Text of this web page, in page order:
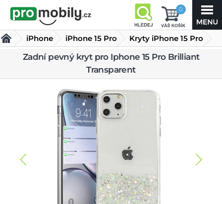
0
iPhone iPhone 15 Pro Kryty iPhone 15 Pro
Zadní pevný kryt pro Iphone 15 Pro Brilliant Transparent
Zadní pevný kryt pro Iphone 15 Pro Brilliant
Transparent